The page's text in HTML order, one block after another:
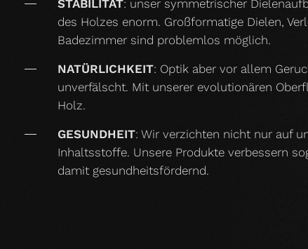
STABILITÄT: unser symmetrischer
des Holzes enorm. Großformatige Dielen,
Badezimmer sind problemlos möglich.
NATÜRLICHKEIT: Optik aber vor allem
unverfälscht. Mit unserer evolutionären
Holz.
GESUNDHEIT: Wir verzichten nicht nur auf
Inhaltsstoffe. Unsere Produkte verbessern
damit gesundheitsfördernd.